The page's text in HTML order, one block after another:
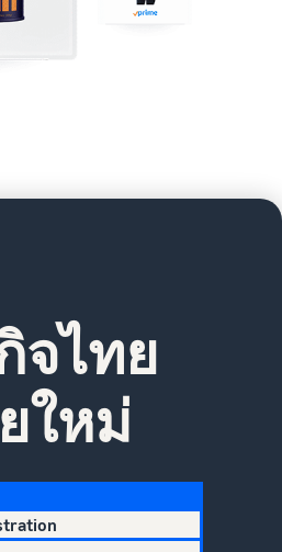
จไทย
ใหม่